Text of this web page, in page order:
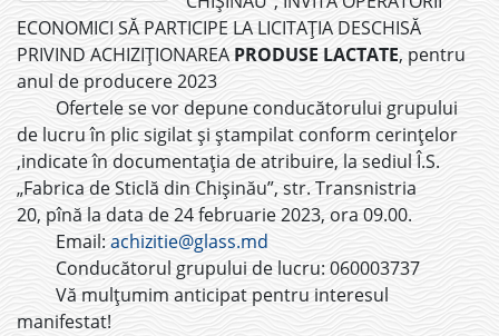
ECONOMICI SĂ PARTICIPE LA LICITAȚIA DESCHISĂ
PRIVIND ACHIZIȚIONAREA PRODUSE LACTATE, pentru
anul de producere 2023
Ofertele se vor depune conducătorului grupului
de lucru în plic sigilat și ștampilat conform cerințelor
,indicate în documentația de atribuire, la sediul Î.S.
„Fabrica de Sticlă din Chișinău”, str. Transnistria
20, pînă la data de 24 februarie 2023, ora 09.00.
Email:achizitie@glass.md
Conducătorul grupului de lucru: 060003737
Vă mulțumim anticipat pentru interesul
manifestat!